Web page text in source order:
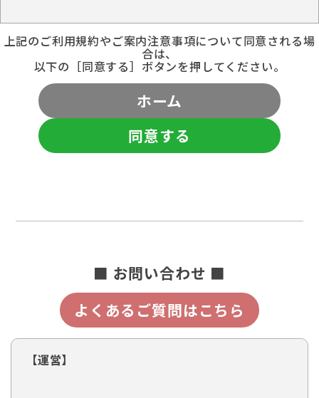
上記のご利用規約やご案内注意事項について同意される場
合は、
以下の［同意する］ボタンを押してください。
ホーム
同意する
■ お問い合わせ ■
よくあるご質問はこちら
【運営】